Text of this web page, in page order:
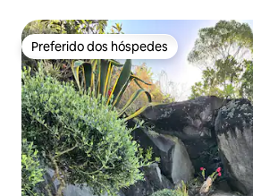
Preferido dos hóspedes
Preferido dos hóspedes